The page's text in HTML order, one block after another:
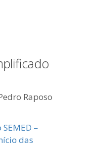
Raposo
–
das